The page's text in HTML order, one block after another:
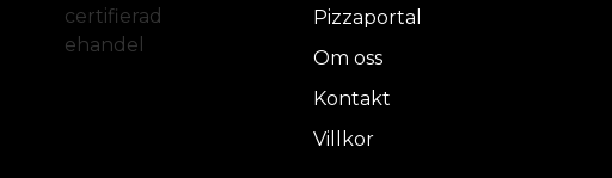
certifierad
ehandel
Pizzaportal
Om oss
Kontakt
Villkor